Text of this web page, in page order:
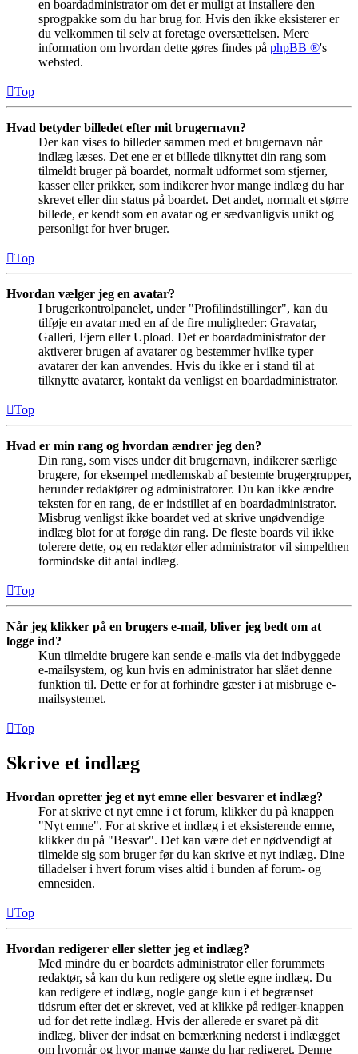
en boardadministrator om det er muligt at installere den
sprogpakke som du har brug for. Hvis den ikke eksisterer er
du velkommen til selv at foretage oversættelsen. Mere
information om hvordan dette gøres findes på phpBB ®'s
websted.
Top
Hvad betyder billedet efter mit brugernavn?
Der kan vises to billeder sammen med et brugernavn når
indlæg læses. Det ene er et billede tilknyttet din rang som
tilmeldt bruger på boardet, normalt udformet som stjerner,
kasser eller prikker, som indikerer hvor mange indlæg du har
skrevet eller din status på boardet. Det andet, normalt et større
billede, er kendt som en avatar og er sædvanligvis unikt og
personligt for hver bruger.
Top
Hvordan vælger jeg en avatar?
I brugerkontrolpanelet, under "Profilindstillinger", kan du
tilføje en avatar med en af de fire muligheder: Gravatar,
Galleri, Fjern eller Upload. Det er boardadministrator der
aktiverer brugen af avatarer og bestemmer hvilke typer
avatarer der kan anvendes. Hvis du ikke er i stand til at
tilknytte avatarer, kontakt da venligst en boardadministrator.
Top
Hvad er min rang og hvordan ændrer jeg den?
Din rang, som vises under dit brugernavn, indikerer særlige
brugere, for eksempel medlemskab af bestemte brugergrupper,
herunder redaktører og administratorer. Du kan ikke ændre
teksten for en rang, de er indstillet af en boardadministrator.
Misbrug venligst ikke boardet ved at skrive unødvendige
indlæg blot for at forøge din rang. De fleste boards vil ikke
tolerere dette, og en redaktør eller administrator vil simpelthen
formindske dit antal indlæg.
Top
Når jeg klikker på en brugers e-mail, bliver jeg bedt om at
logge ind?
Kun tilmeldte brugere kan sende e-mails via det indbyggede
e-mailsystem, og kun hvis en administrator har slået denne
funktion til. Dette er for at forhindre gæster i at misbruge e-
mailsystemet.
Top
Skrive et indlæg
Hvordan opretter jeg et nyt emne eller besvarer et indlæg?
For at skrive et nyt emne i et forum, klikker du på knappen
"Nyt emne". For at skrive et indlæg i et eksisterende emne,
klikker du på "Besvar". Det kan være det er nødvendigt at
tilmelde sig som bruger før du kan skrive et nyt indlæg. Dine
tilladelser i hvert forum vises altid i bunden af forum- og
emnesiden.
Top
Hvordan redigerer eller sletter jeg et indlæg?
Med mindre du er boardets administrator eller forummets
redaktør, så kan du kun redigere og slette egne indlæg. Du
kan redigere et indlæg, nogle gange kun i et begrænset
tidsrum efter det er skrevet, ved at klikke på rediger-knappen
ud for det rette indlæg. Hvis der allerede er svaret på dit
indlæg, bliver der indsat en bemærkning nederst i indlægget
om hvornår og hvor mange gange du har redigeret. Denne